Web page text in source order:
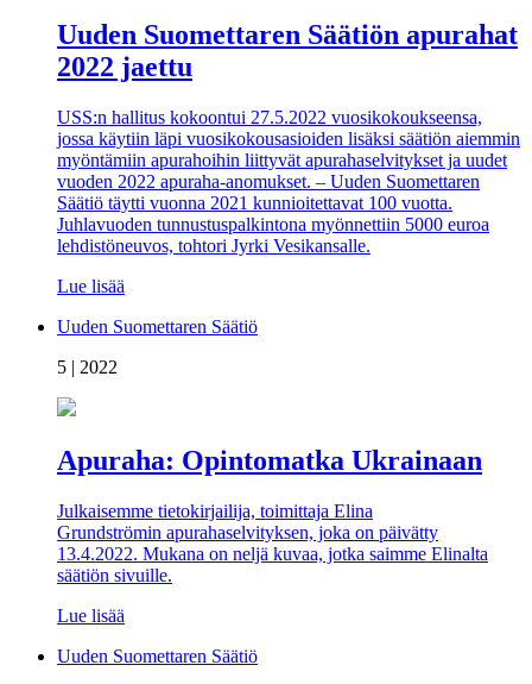
Uuden Suomettaren Säätiön apurahat
2022 jaettu
USS:n hallitus kokoontui 27.5.2022 vuosikokoukseensa,
jossa käytiin läpi vuosikokousasioiden lisäksi säätiön aiemmin
myöntämiin apurahoihin liittyvät apurahaselvitykset ja uudet
vuoden 2022 apuraha-anomukset. – Uuden Suomettaren
Säätiö täytti vuonna 2021 kunnioitettavat 100 vuotta.
Juhlavuoden tunnustuspalkintona myönnettiin 5000 euroa
lehdistöneuvos, tohtori Jyrki Vesikansalle.
Lue lisää
Uuden Suomettaren Säätiö
5 | 2022
Apuraha: Opintomatka Ukrainaan
Julkaisemme tietokirjailija, toimittaja Elina
Grundströmin apurahaselvityksen, joka on päivätty
13.4.2022. Mukana on neljä kuvaa, jotka saimme Elinalta
säätiön sivuille.
Lue lisää
Uuden Suomettaren Säätiö